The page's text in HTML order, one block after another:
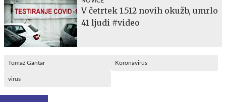
V četrtek 1.512 novih okužb, umrlo
41 ljudi #video
Tomaž Gantar Koronavirus
virus